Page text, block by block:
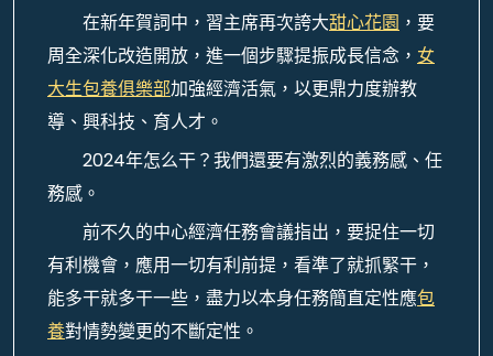
在新年賀詞中，習主席再次誇大甜心花園 ，要
周全深化改造開放，進一個步驟提振成長信念， 女
大生包養俱樂部加強經濟活氣，以更鼎力度辦教
導、興科技、育人才。
2024年怎么干？我們還要有激烈的義務感、任
務感。
前不久的中心經濟任務會議指出，要捉住一切
有利機會，應用一切有利前提，看準了就抓緊干，
能多干就多干一些，盡力以本身任務簡直定性應包
養對情勢變更的不斷定性。